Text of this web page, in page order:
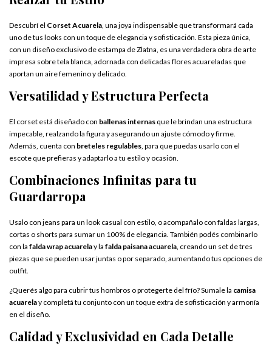
Descubrí el Corset Acuarela, una joya indispensable que transformará cada
uno de tus looks con un toque de elegancia y sofisticación. Esta pieza única,
con un diseño exclusivo de estampa de Zlatna, es una verdadera obra de arte
impresa sobre tela blanca, adornada con delicadas flores acuareladas que
aportan un aire femenino y delicado.
Versatilidad y Estructura Perfecta
El corset está diseñado con ballenas internas que le brindan una estructura
impecable, realzando la figura y asegurando un ajuste cómodo y firme.
Además, cuenta con breteles regulables, para que puedas usarlo con el
escote que prefieras y adaptarlo a tu estilo y ocasión.
Combinaciones Infinitas para tu
Guardarropa
Usalo con jeans para un look casual con estilo, o acompañalo con faldas largas,
cortas o shorts para sumar un 100% de elegancia. También podés combinarlo
con la falda wrap acuarelay la falda paisana acuarela, creando un set de tres
piezas que se pueden usar juntas o por separado, aumentando tus opciones de
outfit.
¿Querés algo para cubrir tus hombros o protegerte del frío? Sumale la camisa
acuarelay completá tu conjunto con un toque extra de sofisticación y armonía
en el diseño.
Calidad y Exclusividad en Cada Detalle